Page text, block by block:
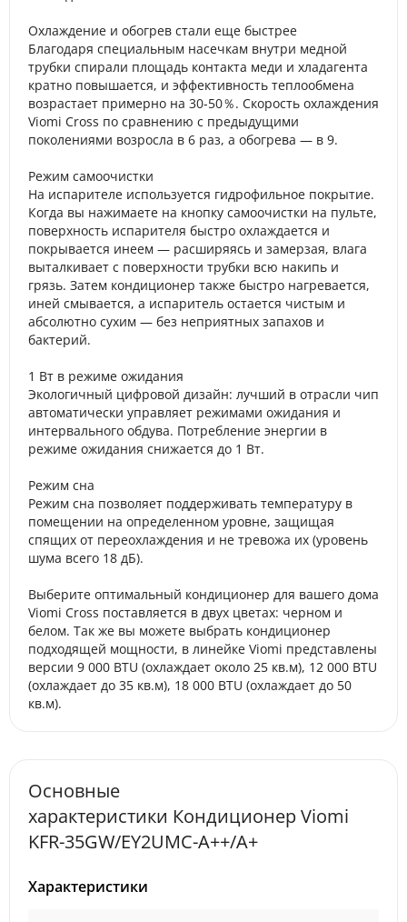
Охлаждение и обогрев стали еще быстрее
Благодаря специальным насечкам внутри медной
трубки спирали площадь контакта меди и хладагента
кратно повышается, и эффективность теплообмена
возрастает примерно на 30-50％. Скорость охлаждения
Viomi Cross по сравнению с предыдущими
поколениями возросла в 6 раз, а обогрева — в 9.
Режим самоочистки
На испарителе используется гидрофильное покрытие.
Когда вы нажимаете на кнопку самоочистки на пульте,
поверхность испарителя быстро охлаждается и
покрывается инеем — расширяясь и замерзая, влага
выталкивает с поверхности трубки всю накипь и
грязь. Затем кондиционер также быстро нагревается,
иней смывается, а испаритель остается чистым и
абсолютно сухим — без неприятных запахов и
бактерий.
1 Вт в режиме ожидания
Экологичный цифровой дизайн: лучший в отрасли чип
автоматически управляет режимами ожидания и
интервального обдува. Потребление энергии в
режиме ожидания снижается до 1 Вт.
Режим сна
Режим сна позволяет поддерживать температуру в
помещении на определенном уровне, защищая
спящих от переохлаждения и не тревожа их (уровень
шума всего 18 дБ).
Выберите оптимальный кондиционер для вашего дома
Viomi Cross поставляется в двух цветах: черном и
белом. Так же вы можете выбрать кондиционер
подходящей мощности, в линейке Viomi представлены
версии 9 000 BTU (охлаждает около 25 кв.м), 12 000 BTU
(охлаждает до 35 кв.м), 18 000 BTU (охлаждает до 50
кв.м).
Основные
характеристики Кондиционер Viomi
KFR-35GW/EY2UMC-A++/A+
Характеристики